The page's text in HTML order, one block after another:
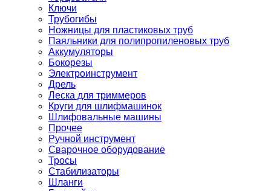
Ключи
Трубогибы
Ножницы для пластиковых труб
Паяльники для полипропиленовых труб
Аккумуляторы
Бокорезы
Электроинструмент
Дрель
Леска для триммеров
Круги для шлифмашинок
Шлифовальные машины
Прочее
Ручной инструмент
Сварочное оборудование
Тросы
Стабилизаторы
Шланги